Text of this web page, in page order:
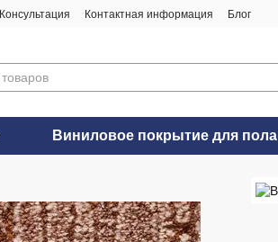
Консультация Контактная информация Блог
Виниловое покрытие для пола